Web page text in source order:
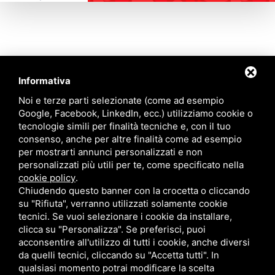
Informativa
Noi e terze parti selezionate (come ad esempio
Google, Facebook, LinkedIn, ecc.) utilizziamo cookie o
tecnologie simili per finalità tecniche e, con il tuo
consenso, anche per altre finalità come ad esempio
per mostrarti annunci personalizzati e non
personalizzati più utili per te, come specificato nella
cookie policy.
Chiudendo questo banner con la crocetta o cliccando
su "Rifiuta", verranno utilizzati solamente cookie
tecnici. Se vuoi selezionare i cookie da installare,
clicca su "Personalizza". Se preferisci, puoi
acconsentire all'utilizzo di tutti i cookie, anche diversi
da quelli tecnici, cliccando su "Accetta tutti". In
qualsiasi momento potrai modificare la scelta
Contattaci
Via Quinto Bucci, 205, 47521 Cesena (FC)
+39 0543 31536
+39 320 6635083
info@amiciziaeamore.it
Links
Chi siamo
Crea il tuo profilo
Franchising
Annunci
Blog
Contatti
Follow Us